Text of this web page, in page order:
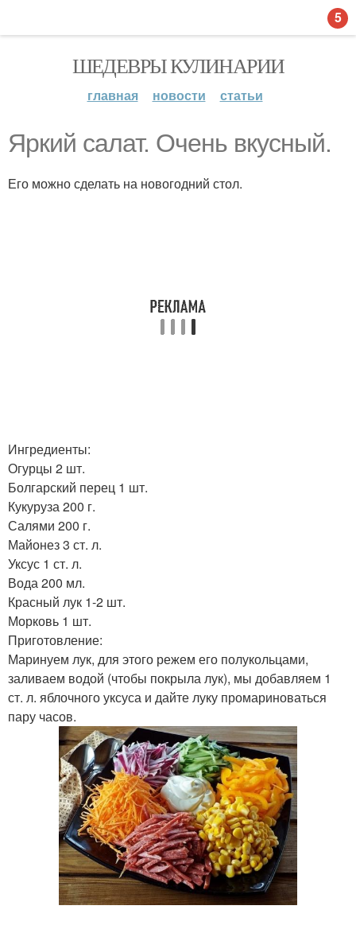
ШЕДЕВРЫ КУЛИНАРИИ
главная новости статьи
Яркий салат. Очень вкусный.
Его можно сделать на новогодний стол.
Ингредиенты:
Огурцы 2 шт.
Болгарский перец 1 шт.
Кукуруза 200 г.
Салями 200 г.
Майонез 3 ст. л.
Уксус 1 ст. л.
Вода 200 мл.
Красный лук 1-2 шт.
Морковь 1 шт.
Приготовление:
Маринуем лук, для этого режем его полукольцами,
заливаем водой (чтобы покрыла лук), мы добавляем 1
ст. л. яблочного уксуса и дайте луку промариноваться
пару часов.
5